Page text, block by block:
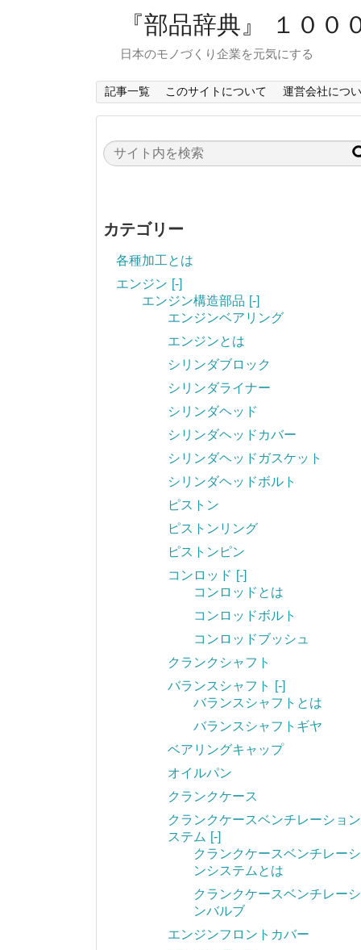
『部品辞典』 １０
日本のモノづくり企業を元気にする
記事一覧 このサイトについて 運営会社につ
カテゴリー
各種加工とは
エンジン [-]
エンジン構造部品 [-]
エンジンベアリング
エンジンとは
シリンダブロック
シリンダライナー
シリンダヘッド
シリンダヘッドカバー
シリンダヘッドガスケット
シリンダヘッドボルト
ピストン
ピストンリング
ピストンピン
コンロッド [-]
コンロッドとは
コンロッドボルト
コンロッドブッシュ
クランクシャフト
バランスシャフト
[-]
バランスシャフトとは
バランスシャフトギヤ
ベアリングキャップ
オイルパン
クランクケース
クランクケースベンチレーショ
ステム [-]
クランクケースベンチレー
ンシステムとは
クランクケースベンチレー
ンバルブ
エンジンフロントカバー